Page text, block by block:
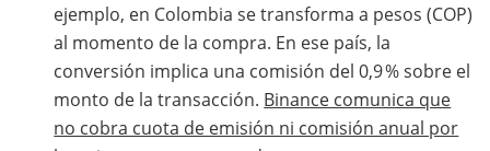
ejemplo, en Colombia se transforma a pesos (COP)
al momento de la compra. En ese país, la
conversión implica una comisión del 0,9 % sobre el
monto de la transacción. Binance comunica que
no cobra cuota de emisión ni comisión anual por